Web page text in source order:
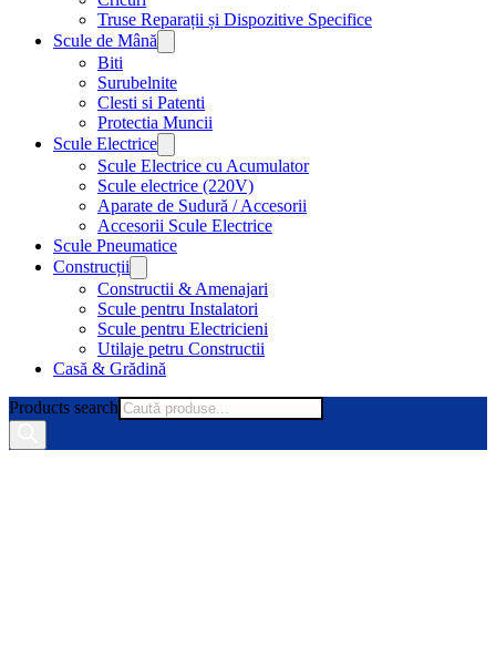
Truse Reparații și Dispozitive Specifice
Scule de Mână
Biti
Surubelnite
Clesti si Patenti
Protectia Muncii
Scule Electrice
Scule Electrice cu Acumulator
Scule electrice (220V)
Aparate de Sudură / Accesorii
Accesorii Scule Electrice
Scule Pneumatice
Construcții
Constructii & Amenajari
Scule pentru Instalatori
Scule pentru Electricieni
Utilaje petru Constructii
Casă & Grădină
Products search